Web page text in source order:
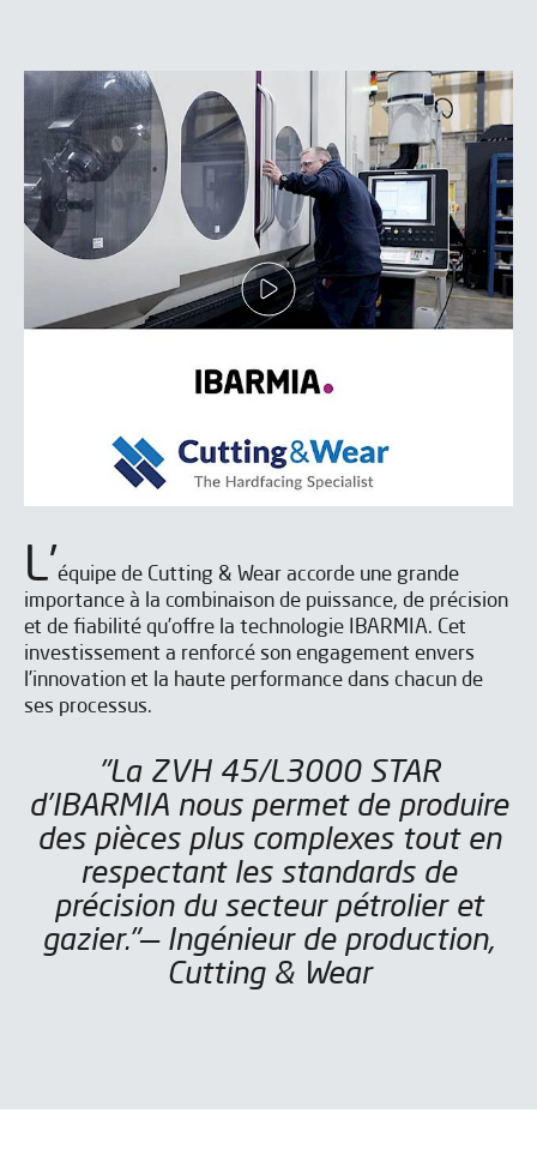
L’équipe de Cutting & Wear accorde une grande
importance à la combinaison de puissance, de précision
et de fiabilité qu’offre la technologie IBARMIA. Cet
investissement a renforcé son engagement envers
l’innovation et la haute performance dans chacun de
ses processus.
"La ZVH 45/L3000 STAR
d’IBARMIA nous permet de produire
des pièces plus complexes tout en
respectant les standards de
précision du secteur pétrolier et
gazier."— Ingénieur de production,
Cutting & Wear
J'ai lu et j'accepte les Aviso legaly laPolítica de privacidad
*
Envoyer
J'ai lu et j'accepte les Aviso legaly laPolítica de privacidad
*
Envoyer